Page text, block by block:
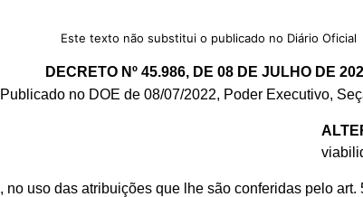
Este texto não substitui o publicado no Diário Oficial
DECRETO Nº 45.986, DE 08 DE JULHO DE
Publicado no DOE de 08/07/2022, Poder Executivo,
, no uso das atribuições que lhe são conferidas pelo